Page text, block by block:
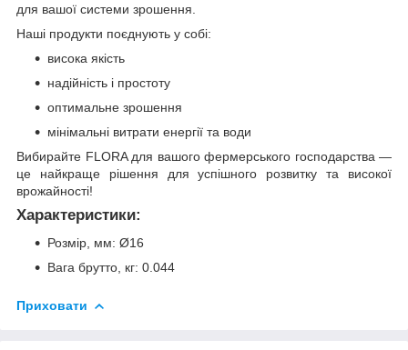
для вашої системи зрошення.
Наші продукти поєднують у собі:
висока якість
надійність і простоту
оптимальне зрошення
мінімальні витрати енергії та води
Вибирайте FLORA для вашого фермерського господарства —
це найкраще рішення для успішного розвитку та високої
врожайності!
Характеристики:
Розмір, мм: Ø16
Вага брутто, кг: 0.044
Приховати